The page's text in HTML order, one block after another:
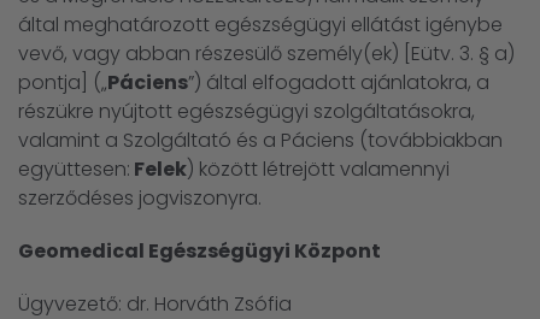
által meghatározott egészségügyi ellátást igénybe
vevő, vagy abban részesülő személy(ek) [Eütv. 3. § a)
pontja] („Páciens”) által elfogadott ajánlatokra, a
részükre nyújtott egészségügyi szolgáltatásokra,
valamint a Szolgáltató és a Páciens (továbbiakban
együttesen: Felek) között létrejött valamennyi
szerződéses jogviszonyra.
Geomedical Egészségügyi Központ
Ügyvezető: dr. Horváth Zsófia